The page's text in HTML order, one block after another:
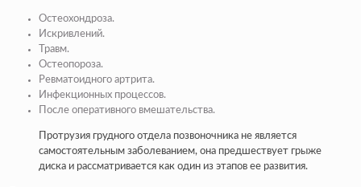
Остеохондроза.
Искривлений.
Травм.
Остеопороза.
Ревматоидного артрита.
Инфекционных процессов.
После оперативного вмешательства.
Протрузия грудного отдела позвоночника не является
самостоятельным заболеванием, она предшествует грыже
диска и рассматривается как один из этапов ее развития.